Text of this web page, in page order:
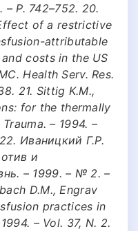
– P. 742–752. 20.
of a restrictive
attributable
costs in the US
Health Serv. Res.
21. Sittig K.M.,
for the thermally
– 1994. –
Иваницкий Г.Р.
и
– 1999. – № 2. –
D.M., Engrav
practices in
– Vol. 37, N. 2.